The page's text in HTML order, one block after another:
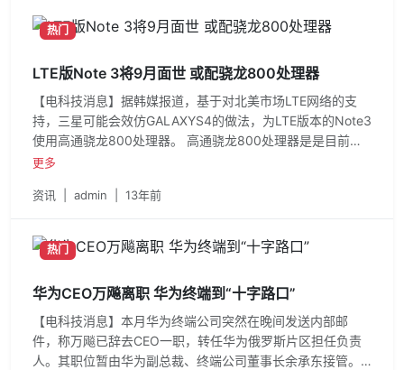
热门
LTE版Note 3将9月面世 或配骁龙800处理器
【电科技消息】据韩媒报道，基于对北美市场LTE网络的支
持，三星可能会效仿GALAXYS4的做法，为LTE版本的Note3
使用高通骁龙800处理器。 高通骁龙800处理器是是目前高
通最高端的移动芯片，新的
更多
资讯 admin 13年前
热门
华为CEO万飚离职 华为终端到“十字路口”
【电科技消息】本月华为终端公司突然在晚间发送内部邮
件，称万飚已辞去CEO一职，转任华为俄罗斯片区担任负责
人。其职位暂由华为副总裁、终端公司董事长余承东接管。